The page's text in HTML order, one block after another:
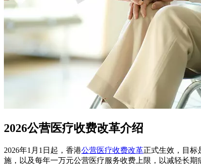
2026公营医疗收费改革介绍
2026年1月1日起，香港公营医疗收费改革正式生效，目标
施，以及每年一万元公营医疗服务收费上限，以减轻长